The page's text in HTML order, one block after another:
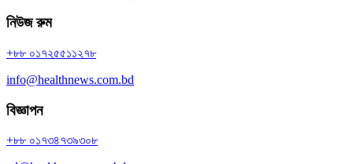
নিউজ রুম
+৮৮ ০১৭২৫৫১১২৭৮
info@healthnews.com.bd
বিজ্ঞাপন
+৮৮ ০১৭৩৪৭৩৯৩০৮